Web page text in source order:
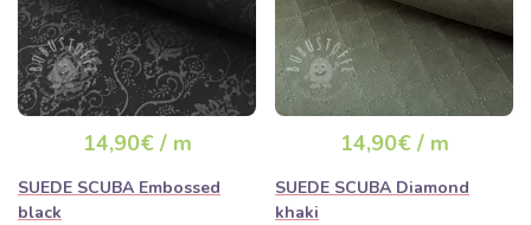
14,90€ / m
SUEDE SCUBA Embossed
black
14,90€ / m
SUEDE SCUBA Diamond
khaki